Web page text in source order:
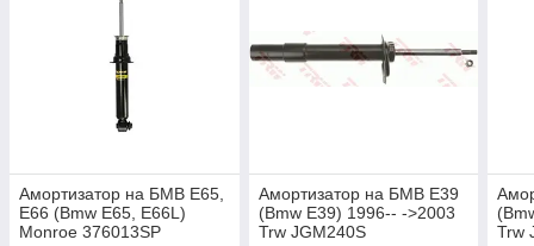
Амортизатор на БМВ Е65,
Е66 (Bmw E65, E66L)
Monroe 376013SP
Амортизатор на БМВ Е39
(Bmw E39) 1996-- ->2003
Trw JGM240S
Trw